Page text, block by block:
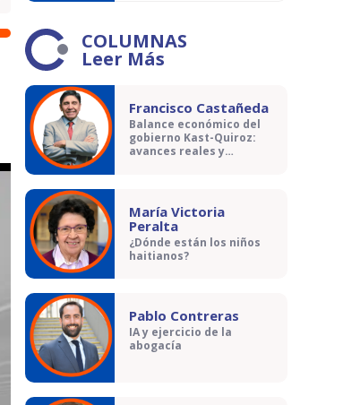
COLUMNAS
Leer Más
Francisco Castañeda
Balance económico del
gobierno Kast-Quiroz:
avances reales y
María Victoria
Peralta
¿Dónde están los niños
haitianos?
Pablo Contreras
IA y ejercicio de la
abogacía